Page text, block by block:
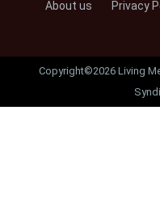
About us Privacy
Copyright©2026 Living